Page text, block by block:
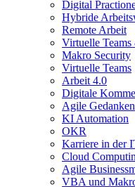
Digital
Hybride
Remote Arbeit
Virtuelle
Makro Security
Virtuelle Teams
Arbeit 4.0
Digitale
Agile Gedanken
KI Automation
OKR
Karriere in der
Cloud
Agile
VBA und